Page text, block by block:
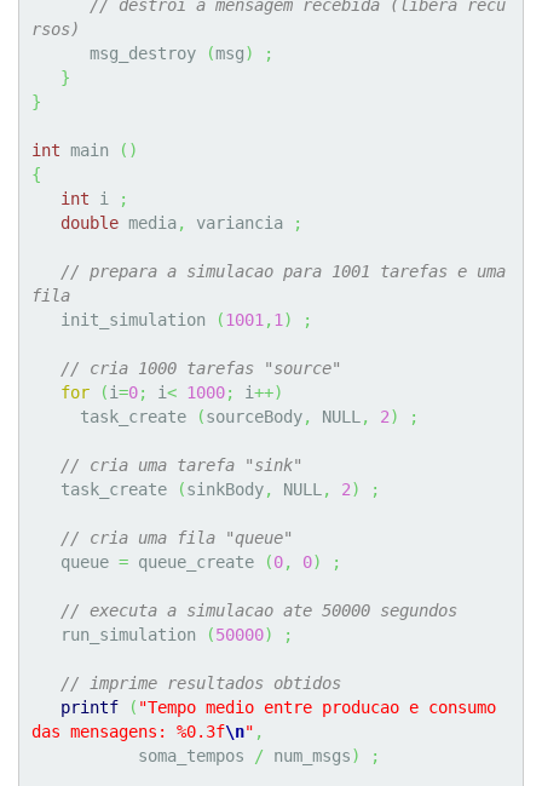
// destroi a mensagem recebida (libera recu
rsos)
      msg_destroy
(msg)
;
}
}
int main ( )
{
int i
;
double media, variancia ;
// prepara a simulacao para 1001 tarefas e uma
fila
   init_simulation
(1001 , 1 ) ;
// cria 1000 tarefas "source"
for
(i=0; i< 1000; i++)
     task_create
(sourceBody, NULL , 2) ;
// cria uma tarefa "sink"
   task_create
(sinkBody, NULL , 2) ;
// cria uma fila "queue"
   queue
= queue_create (0, 0) ;
// executa a simulacao ate 50000 segundos
   run_simulation
(50000) ;
// imprime resultados obtidos
printf
( "Tempo medio entre producao e consumo
das mensagens: %0.3f\n" ,
           soma_tempos
/ num_msgs) ;